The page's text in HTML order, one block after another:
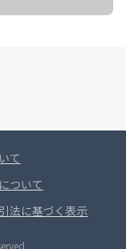
て
ついて
法に基づく表示